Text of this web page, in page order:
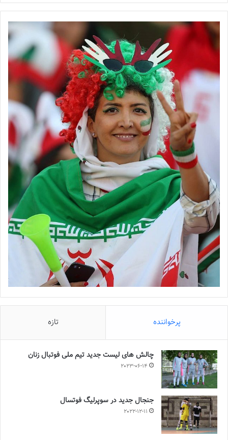
پرخواننده تازه
چالش هاى ليست جدید تيم ملى فوتبال زنان
2023-06-14
جنجال جدید در سوپرلیگ فوتسال
2022-12-11